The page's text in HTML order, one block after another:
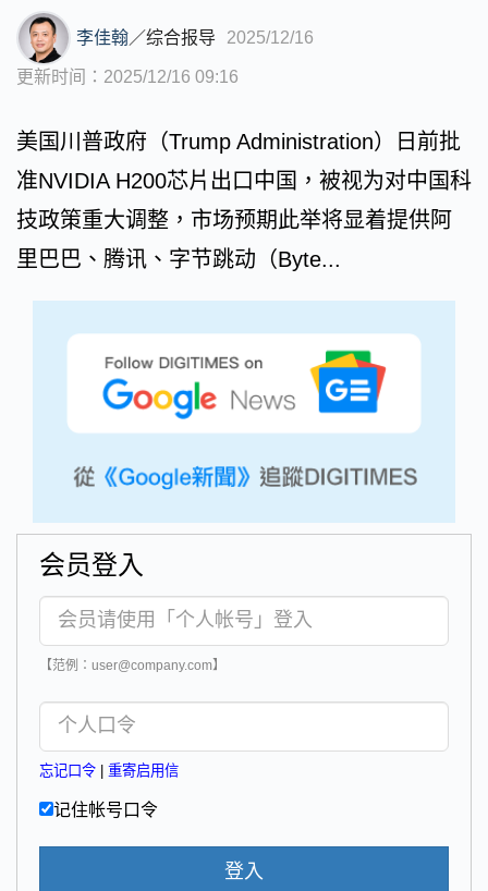
李佳翰／综合报导 2025/12/16
更新时间：2025/12/16 09:16
美国川普政府（Trump Administration）日前批
准NVIDIA H200芯片出口中国，被视为对中国科
技政策重大调整，市场预期此举将显着提供阿
里巴巴、腾讯、字节跳动（Byte...
会员登入
【范例：user@company.com】
忘记口令 重寄启用信
记住帐号口令
登入